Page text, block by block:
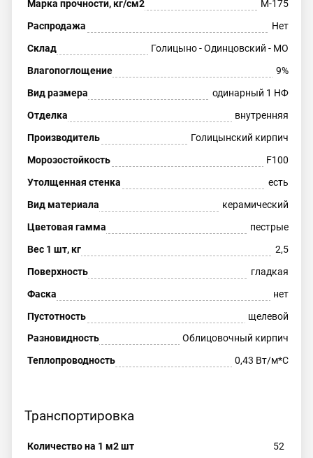
Марка прочности, кг/см2
М-175
Распродажа
Нет
Склад
Голицыно - Одинцовский - МО
Влагопоглощение
9%
Вид размера
одинарный 1 НФ
Отделка
внутренняя
Производитель
Голицынский кирпич
Морозостойкость
F100
Утолщенная стенка
есть
Вид материала
керамический
Цветовая гамма
пестрые
Вес 1 шт, кг
2,5
Поверхность
гладкая
Фаска
нет
Пустотность
щелевой
Разновидность
Облицовочный кирпич
Теплопроводность
0,43 Вт/м*С
Транспортировка
Количество на 1 м2 шт
52